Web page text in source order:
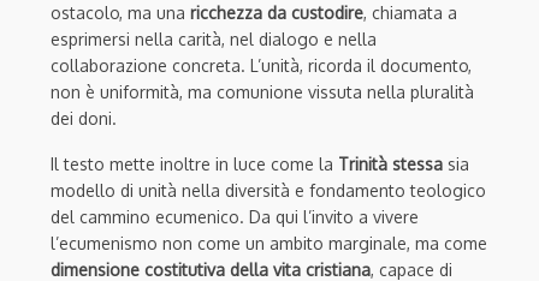
ostacolo, ma una ricchezza da custodire, chiamata a
esprimersi nella carità, nel dialogo e nella
collaborazione concreta. L’unità, ricorda il documento,
non è uniformità, ma comunione vissuta nella pluralità
dei doni.
Il testo mette inoltre in luce come la Trinità stessa sia
modello di unità nella diversità e fondamento teologico
del cammino ecumenico. Da qui l’invito a vivere
l’ecumenismo non come un ambito marginale, ma come
dimensione costitutiva della vita cristiana, capace di